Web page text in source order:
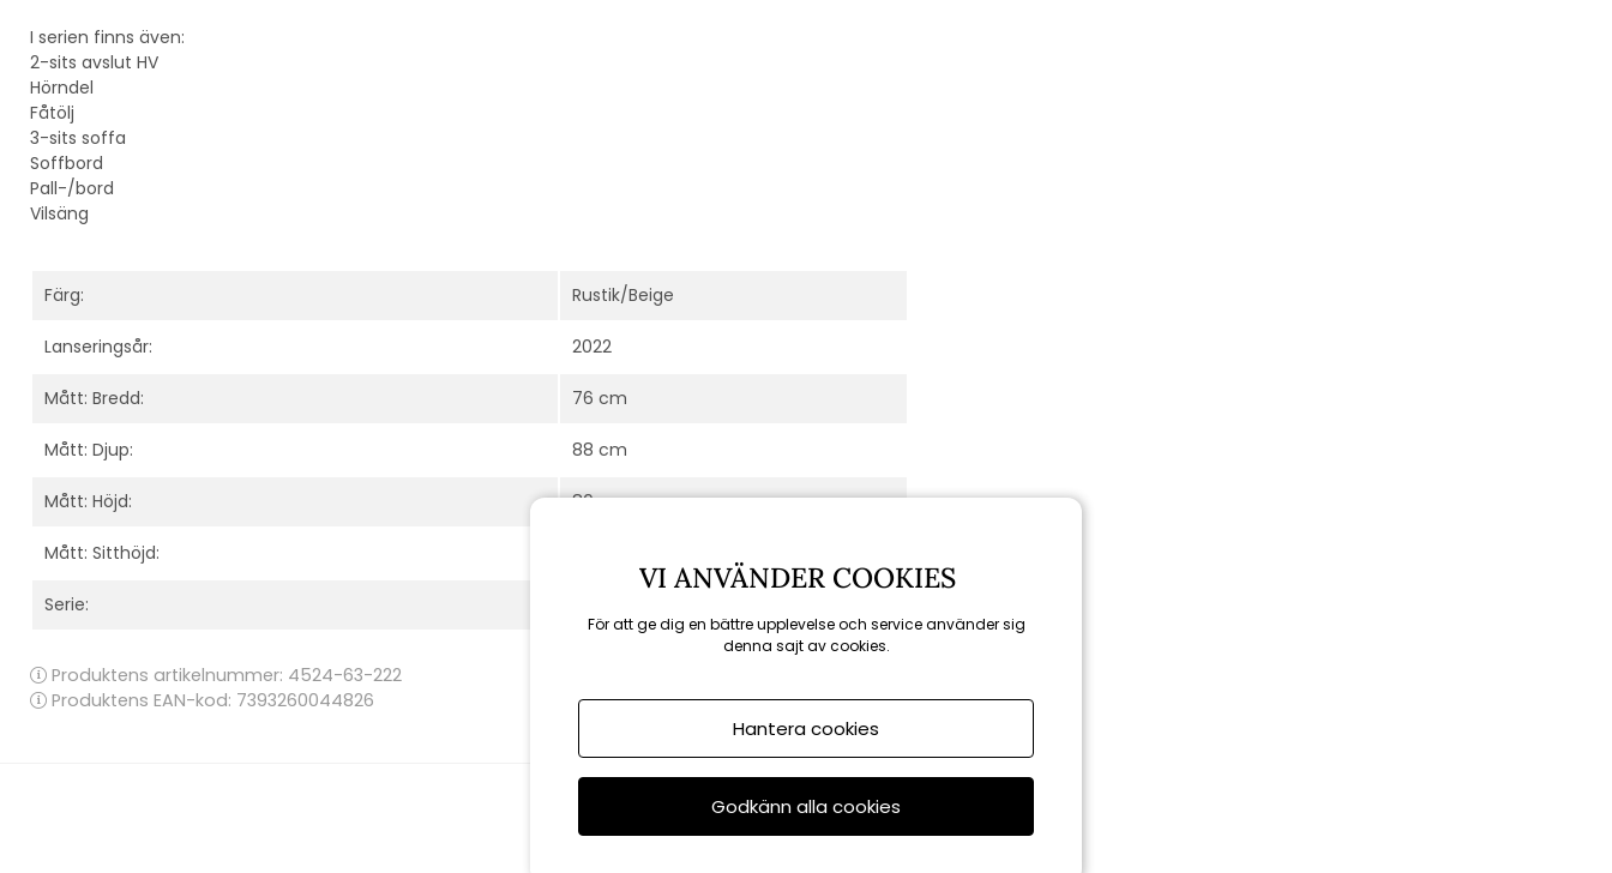
I serien finns även:
2-sits avslut HV
Hörndel
Fåtölj
3-sits soffa
Soffbord
Pall-/bord
Vilsäng
Färg: Rustik/Beige
Lanseringsår: 2022
Mått: Bredd: 76 cm
Mått: Djup: 88 cm
Mått: Höjd: 80 cm
Mått: Sitthöjd:
Serie:
Produktens artikelnummer: 4524-63-222
Produktens EAN-kod: 7393260044826
VI ANVÄNDER COOKIES
För att ge dig en bättre upplevelse och service använder sig
denna sajt av cookies.
Hantera cookies
Godkänn alla cookies